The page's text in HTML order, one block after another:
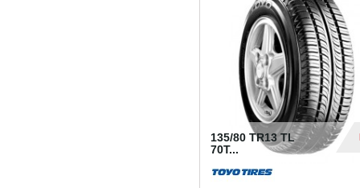
135/80 TR13 TL
70T...